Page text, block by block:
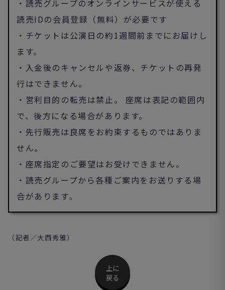
・読売グループのオンラインサービスが使える
読売IDの会員登録（無料）が必要です
・チケットは公演日の約1週間前までにお届けし
ます。
・入金後のキャンセルや返券、チケットの再発
行はできません。
・営利目的の転売は禁止。 座席は表記の範囲内
で、後方になる場合があります。
・先行販売は良席をお約束するものではありま
せん。
・座席指定のご要望はお受けできません。
・読売グループから各種ご案内をお送りする場
合があります。
（記者／大西秀雅）
上に
戻る